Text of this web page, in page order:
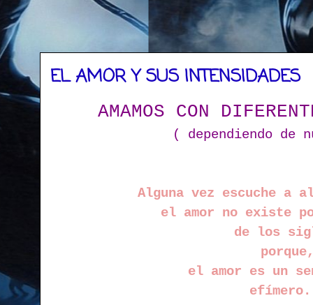
EL AMOR Y SUS INTENSIDADES
AMAMOS CON
( dependiendo de
Alguna vez escuche a
el amor no existe
de los
el amor es un